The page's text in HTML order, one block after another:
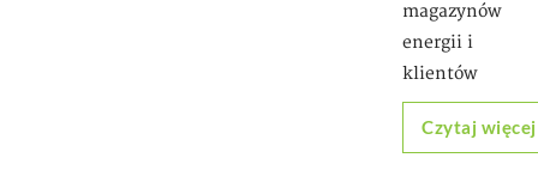
magazynów
energii i
klientów
Czytaj więcej